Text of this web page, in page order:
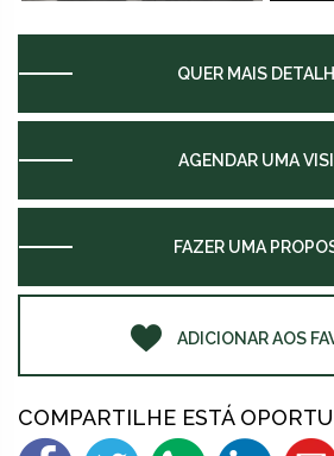
QUER MAIS
AGENDAR UMA
FAZER UMA
ADICIONAR AOS
COMPARTILHE ESTÁ